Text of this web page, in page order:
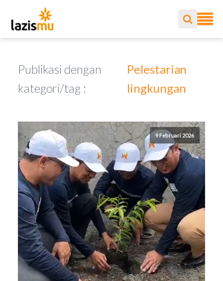
Publikasi dengan
kategori/tag :
Pelestarian
lingkungan
9 Februari 2026